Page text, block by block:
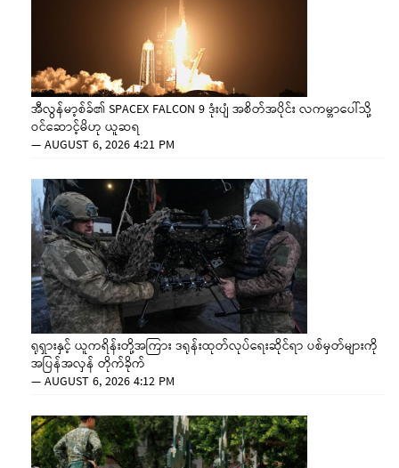
အီလွန်မာ့စ်ခ်၏ SPACEX FALCON 9 ဒုံးပျံ အစိတ်အပိုင်း လကမ္ဘာပေါ်သို့
ဝင်ဆောင့်မိဟု ယူဆရ
—AUGUST 6, 2026 4:21 PM
ရုရှားနှင့် ယူကရိန်းတို့အကြား ဒရုန်းထုတ်လုပ်ရေးဆိုင်ရာ ပစ်မှတ်များကို
အပြန်အလှန် တိုက်ခိုက်
—AUGUST 6, 2026 4:12 PM